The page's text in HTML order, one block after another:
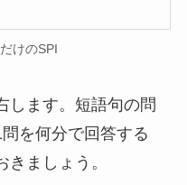
けのSPI
します。短語句の問
を何分で回答する
ましょう。